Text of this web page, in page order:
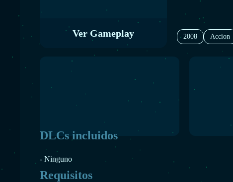
Ver Gameplay
como la vida
2008 Accion
DLCs incluidos
- Ninguno
Requisitos